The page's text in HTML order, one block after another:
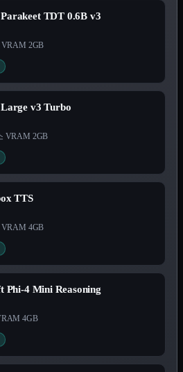
TDT 0.6B v3
VRAM 2GB
v3 Turbo
VRAM 2GB
TTS
VRAM 4GB
Phi-4 Mini Reasoning
4GB